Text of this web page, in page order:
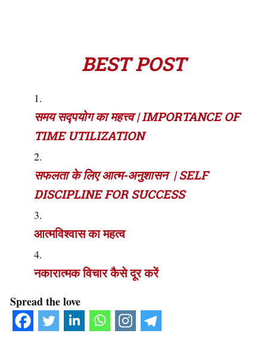
BEST POST
समय सद्पयोग का महत्त्व | IMPORTANCE OF
TIME UTILIZATION
सफलता के लिए आत्म-अनुशासन | SELF
DISCIPLINE FOR SUCCESS
आत्मविश्वास का महत्व
नकारात्मक विचार कैसे दूर करें
Spread the love